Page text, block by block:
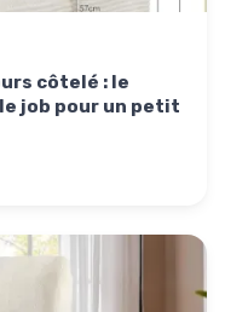
côtelé : le
job pour un petit